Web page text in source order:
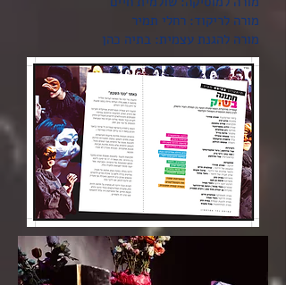
מורה לריקוד: רחלי תמיר
מורה להגנת עצמית: בתיה כהן